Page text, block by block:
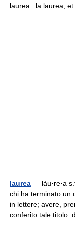
laurea : la laurea,
laurea — làu·re·a
chi ha terminato un
in lettere; avere,
conferito tale